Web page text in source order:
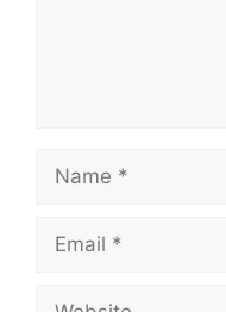
Name
Email
Website